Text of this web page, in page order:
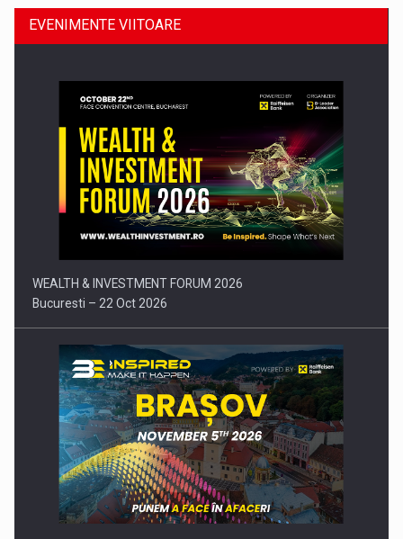
Comunicat de presa: Joburile part-time reincep sa intre pe…
EVENIMENTE VIITOARE
WEALTH & INVESTMENT FORUM 2026
Bucuresti – 22 Oct 2026